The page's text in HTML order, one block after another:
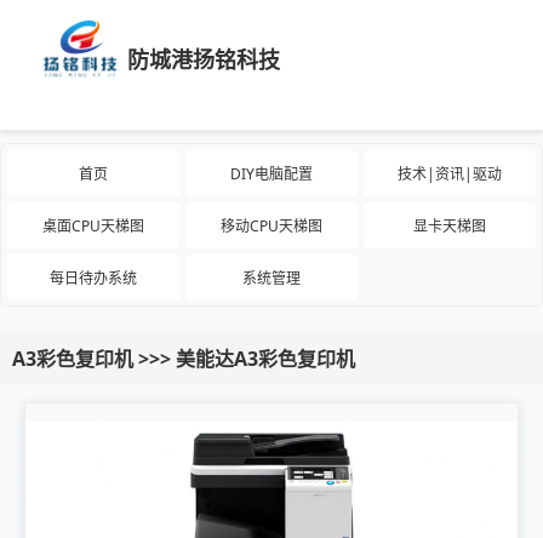
防城港扬铭科技
首页 DIY电脑配置 技术|资讯|驱动
桌面CPU天梯图 移动CPU天梯图 显卡天梯图
每日待办系统 系统管理
A3彩色复印机 >>> 美能达A3彩色复印机